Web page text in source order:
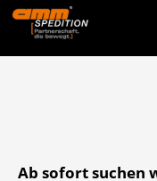
Zum
Inhalt
Ab sofort suchen